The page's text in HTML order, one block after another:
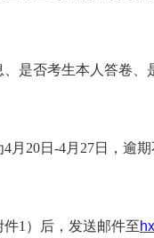
是否考生本人答卷
4月20日-4月27日，逾期
件1）后，发送邮件至